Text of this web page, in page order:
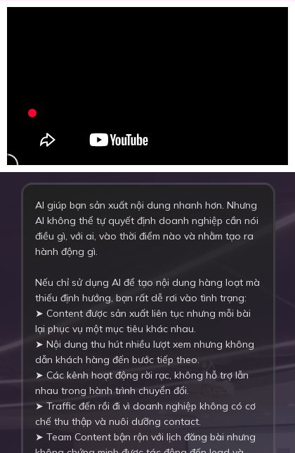
AI giúp bạn sản xuất nội dung nhanh hơn. Nhưng
AI không thể tự quyết định doanh nghiệp cần nói
điều gì, với ai, vào thời điểm nào và nhằm tạo ra
hành động gì.
Nếu chỉ sử dụng AI để tạo nội dung hàng loạt mà
thiếu định hướng, bạn rất dễ rơi vào tình trạng:
➤ Content được sản xuất liên tục nhưng mỗi bài
lại phục vụ một mục tiêu khác nhau.
➤ Nội dung thu hút nhiều lượt xem nhưng không
dẫn khách hàng đến bước tiếp theo.
➤ Các kênh hoạt động rời rạc, không hỗ trợ lẫn
nhau trong hành trình chuyển đổi.
➤ Traffic đến rồi đi vì doanh nghiệp không có cơ
chế thu thập và nuôi dưỡng contact.
➤ Team Content bận rộn với lịch đăng bài nhưng